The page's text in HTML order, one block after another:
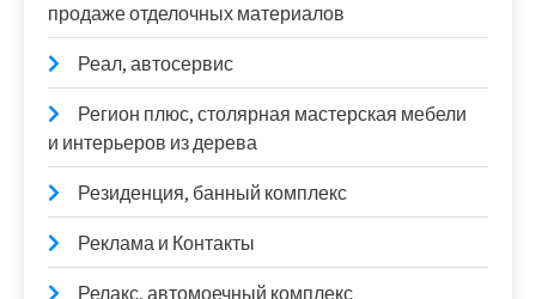
продаже отделочных материалов
Реал, автосервис
Регион плюс, столярная мастерская мебели
и интерьеров из дерева
Резиденция, банный комплекс
Реклама и Контакты
Релакс, автомоечный комплекс